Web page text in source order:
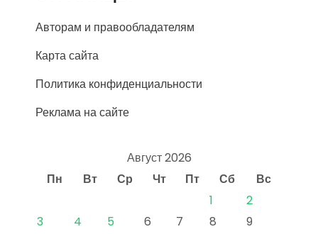
Авторам и правообладателям
Карта сайта
Политика конфиденциальности
Реклама на сайте
Август 2026
Пн
Вт Ср Чт Пт Сб
Вс
1
2
3
4 5 6 7 8
9